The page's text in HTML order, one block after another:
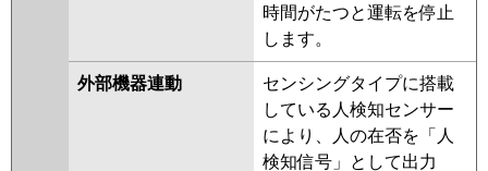
時間がたつと運転を停止
します。
外部機器連動
センシングタイプに搭載
している人検知センサー
により、人の在否を「人
検知信号」として出力